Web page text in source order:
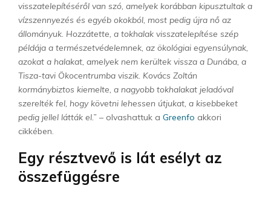
visszatelepítéséről van szó, amelyek korábban kipusztultak a
vízszennyezés és egyéb okokból, most pedig újra nő az
állományuk. Hozzátette, a tokhalak visszatelepítése szép
példája a természetvédelemnek, az ökológiai egyensúlynak,
azokat a halakat, amelyek nem kerültek vissza a Dunába, a
Tisza-tavi Ökocentrumba viszik. Kovács Zoltán
kormánybiztos kiemelte, a nagyobb tokhalakat jeladóval
szerelték fel, hogy követni lehessen útjukat, a kisebbeket
pedig jellel látták el.” – olvashattuk a Greenfo akkori
cikkében.
Egy résztvevő is lát esélyt az
összefüggésre